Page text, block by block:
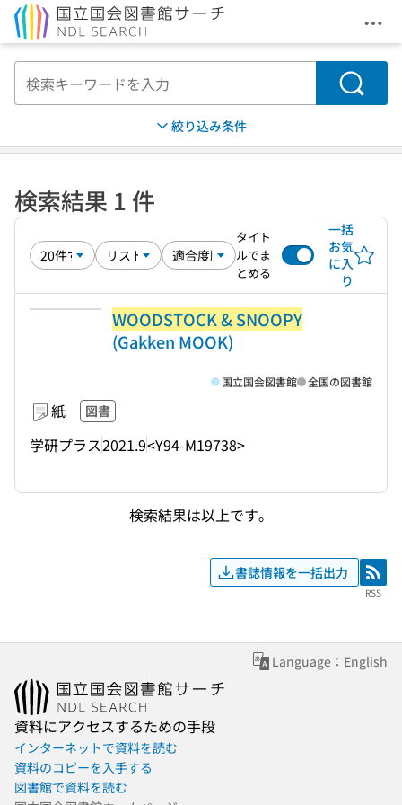
メ
検索
絞り込み条件
検索結果 1 件
タイト
ルでま
とめる
一括
お気
に入
り
WOODSTOCK & SNOOPY
(Gakken MOOK)
紙 図書
学研プラス2021.9<Y94-M19738>
国立国会図書館 全国の図書館
検索結果は以上です。
書誌情報を一括出力 RSS
RSS
Language：English
資料にアクセスするための手段
インターネットで資料を読む
資料のコピーを入手する
図書館で資料を読む